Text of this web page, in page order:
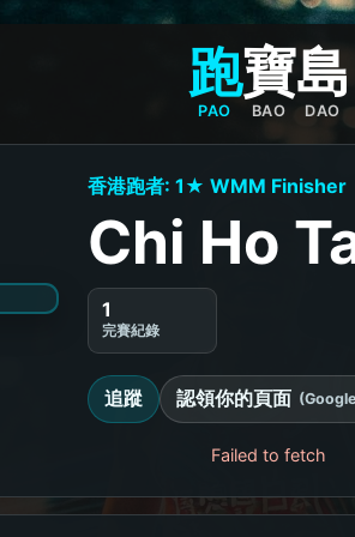
跑
PAO
寶
BAO
島
DAO
香港跑者: 1★ WMM Finisher
Chi Ho
1
完賽紀錄
追蹤 認領你的頁面
Failed to fetch